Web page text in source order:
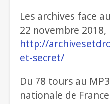
Les archives face
22 novembre 2018,
http://
et-secret/
Du 78 tours au
nationale de